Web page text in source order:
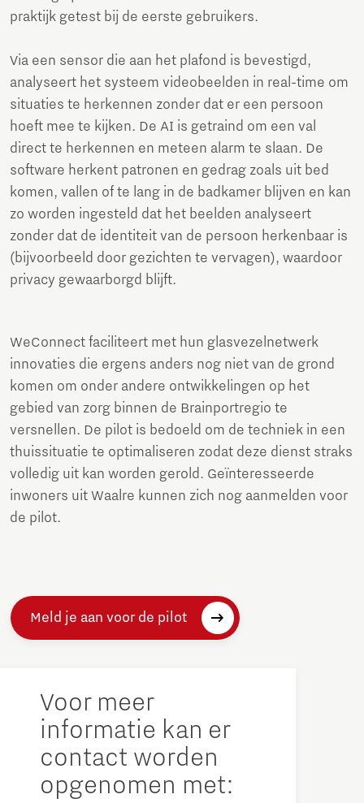
praktijk getest bij de eerste gebruikers.
Via een sensor die aan het plafond is bevestigd,
analyseert het systeem videobeelden in real-time om
situaties te herkennen zonder dat er een persoon
hoeft mee te kijken. De AI is getraind om een val
direct te herkennen en meteen alarm te slaan. De
software herkent patronen en gedrag zoals uit bed
komen, vallen of te lang in de badkamer blijven en kan
zo worden ingesteld dat het beelden analyseert
zonder dat de identiteit van de persoon herkenbaar is
(bijvoorbeeld door gezichten te vervagen), waardoor
privacy gewaarborgd blijft.
WeConnect faciliteert met hun glasvezelnetwerk
innovaties die ergens anders nog niet van de grond
komen om onder andere ontwikkelingen op het
gebied van zorg binnen de Brainportregio te
versnellen. De pilot is bedoeld om de techniek in een
thuissituatie te optimaliseren zodat deze dienst straks
volledig uit kan worden gerold. Geïnteresseerde
inwoners uit Waalre kunnen zich nog aanmelden voor
de pilot.
Meld je aan voor de pilot
Voor meer
informatie kan er
contact worden
opgenomen met: